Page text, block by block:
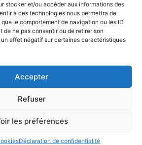
stocker et/ou accéder aux informations des
à ces technologies nous permettra de
le comportement de navigation ou les ID
de ne pas consentir ou de retirer son
effet négatif sur certaines caractéristiques
Accepter
Refuser
les préférences
Déclaration de confidentialité
Design made withApollo13